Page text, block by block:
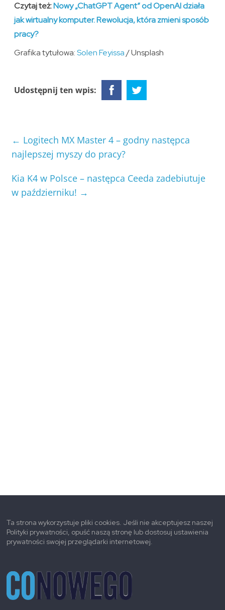
Czytaj też:Nowy „ChatGPT Agent” od OpenAI działa
jak wirtualny komputer. Rewolucja, która zmieni sposób
pracy?
Grafika tytułowa:Solen Feyissa/ Unsplash
Udostępnij ten wpis:
← Logitech MX Master 4 – godny następca
najlepszej myszy do pracy?
Kia K4 w Polsce – następca Ceeda zadebiutuje
w październiku! →
Ta strona wykorzystuje pliki cookies. Jeśli nie akceptujesz naszej
Polityki prywatności, opuść naszą stronę lub dostosuj ustawienia
prywatności swojej przeglądarki internetowej.